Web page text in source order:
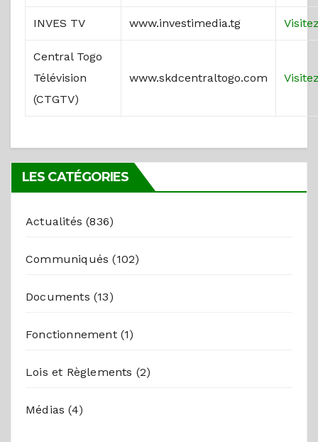
INVES TV www.investimedia.tg
Central Togo
Télévision
(CTGTV)
www.skdcentraltogo.com
LES CATÉGORIES
Actualités (836)
Communiqués (102)
Documents (13)
Fonctionnement(1)
Lois et Règlements (2)
Médias (4)